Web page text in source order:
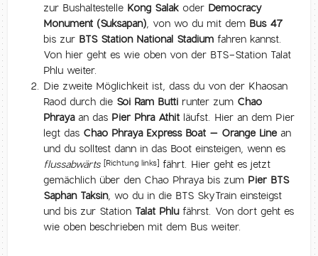
zur Bushaltestelle Kong Salak oder Democracy
Monument (Suksapan), von wo du mit dem Bus 47
bis zur BTS Station National Stadium fahren kannst.
Von hier geht es wie oben von der BTS-Station Talat
Phlu weiter.
Die zweite Möglichkeit ist, dass du von der Khaosan
Raod durch die Soi Ram Butti runter zum Chao
Phrayaan das Pier Phra Athit läufst. Hier an dem Pier
legt das Chao Phraya Express Boat – Orange Linean
und du solltest dann in das Boot einsteigen, wenn es
flussabwärts
[Richtung links]
fährt. Hier geht es jetzt
gemächlich über den Chao Phraya bis zum Pier BTS
Saphan Taksin, wo du in die BTS SkyTrain einsteigst
und bis zur Station Talat Phlufährst. Von dort geht es
wie oben beschrieben mit dem Bus weiter.